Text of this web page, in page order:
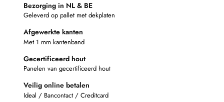
Bezorging in NL & BE
Geleverd op pallet met dekplaten
Afgewerkte kanten
Met 1 mm kantenband
Gecertificeerd hout
Panelen van gecertificeerd hout
Veilig online betalen
Ideal / Bancontact / Creditcard